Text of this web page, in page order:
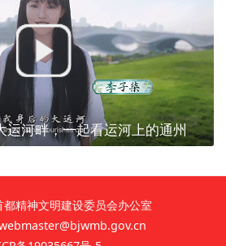
运河畔，一起看运河上的通州
都精神文明建设委员会办公室